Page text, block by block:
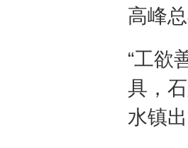
高峰
“工欲
具，
水镇